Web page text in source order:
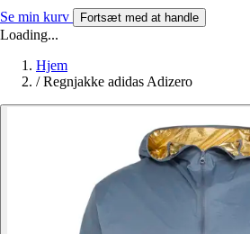
Se min kurv Fortsæt med at handle
Loading...
Hjem
/ Regnjakke adidas Adizero